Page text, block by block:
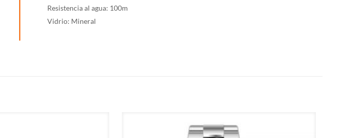
Resistencia al agua: 100m
Vidrio: Mineral